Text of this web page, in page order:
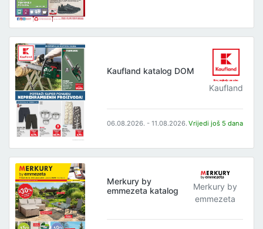
Kaufland katalog DOM
Kaufland
06.08.2026. - 11.08.2026. Vrijedi još 5 dana
Merkury by
emmezeta katalog
Merkury by
emmezeta